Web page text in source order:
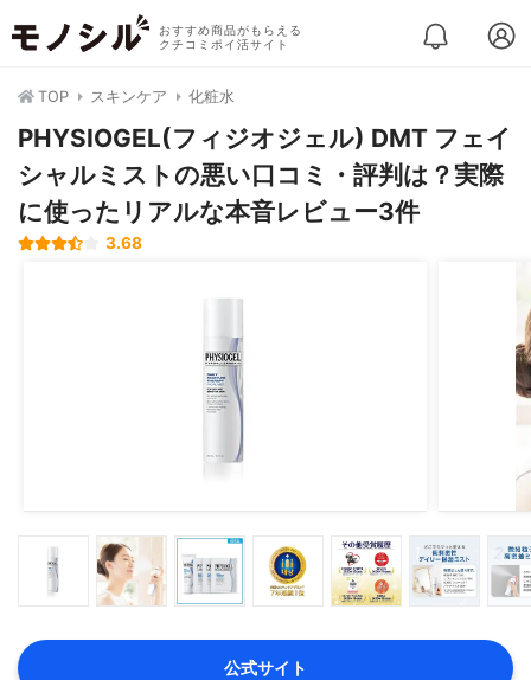
おすすめ商品がもらえる
クチコミポイ活サイト
TOP スキンケア 化粧水
PHYSIOGEL(フィジオジェル) DMT フェイ
シャルミストの悪い口コミ・評判は？実際
に使ったリアルな本音レビュー3件
3.68
公式サイト